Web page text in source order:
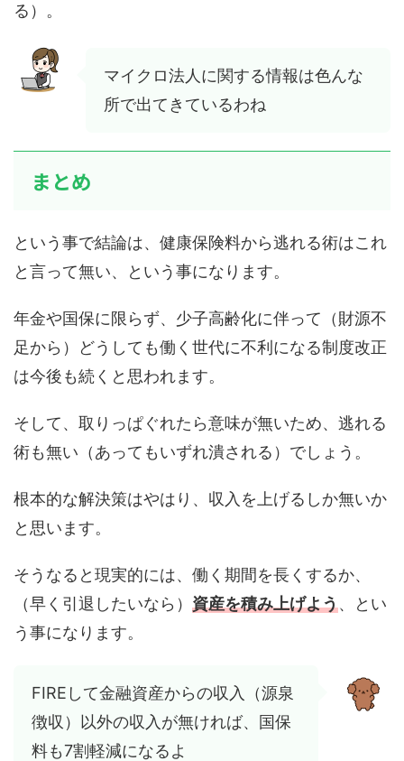
る）。
マイクロ法人に関する情報は色んな
所で出てきているわね
まとめ
という事で結論は、健康保険料から逃れる術はこれ
と言って無い、という事になります。
年金や国保に限らず、少子高齢化に伴って（財源不
足から）どうしても働く世代に不利になる制度改正
は今後も続くと思われます。
そして、取りっぱぐれたら意味が無いため、逃れる
術も無い（あってもいずれ潰される）でしょう。
根本的な解決策はやはり、収入を上げるしか無いか
と思います。
そうなると現実的には、働く期間を長くするか、
（早く引退したいなら） 資産を積み上げよう、とい
う事になります。
FIREして金融資産からの収入（源泉
徴収）以外の収入が無ければ、国保
料も7割軽減になるよ